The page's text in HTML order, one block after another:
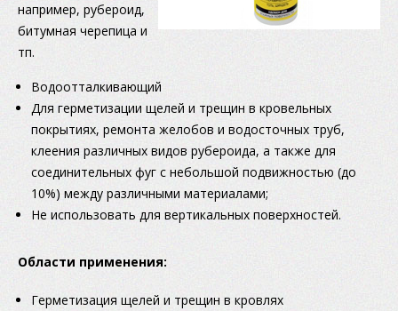
например, рубероид,
битумная черепица и
тп.
Водоотталкивающий
Для герметизации щелей и трещин в кровельных
покрытиях, ремонта желобов и водосточных труб,
клеения различных видов рубероида, а также для
соединительных фуг с небольшой подвижностью (до
10%) между различными материалами;
Не использовать для вертикальных поверхностей.
Области применения:
Герметизация щелей и трещин в кровлях